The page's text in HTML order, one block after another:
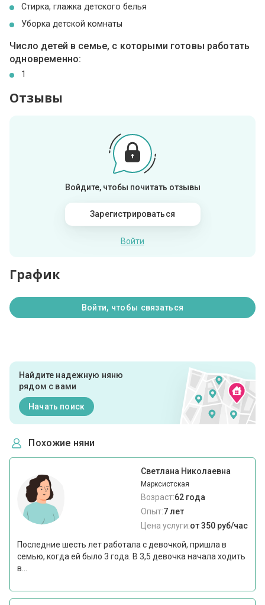
Стирка, глажка детского белья
Уборка детской комнаты
Число детей в семье, с которыми готовы работать
одновременно:
1
Отзывы
Войдите, чтобы почитать отзывы
Зарегистрироваться
Войти
График
Войти, чтобы связаться
Найдите надежную няню
рядом с вами
Начать поиск
Похожие няни
Светлана Николаевна
Марксистская
Возраст:62 года
Опыт:7 лет
Цена услуги:от 350 руб/час
Последние шесть лет работала с девочкой, пришла в
семью, когда ей было 3 года. В 3,5 девочка начала ходить
в...